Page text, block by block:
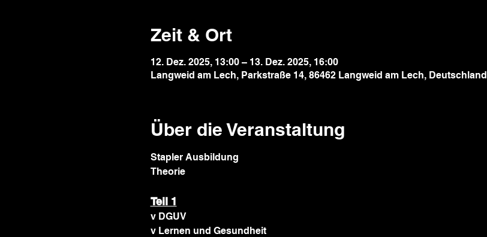
Zeit & Ort
12. Dez. 2025, 13:00 – 13. Dez. 2025, 16:00
Langweid am Lech, Parkstraße 14, 86462 Langweid am Lech, Deutschland
Über die Veranstaltung
Stapler Ausbildung
Theorie
Teil 1
v DGUV
v Lernen und Gesundheit